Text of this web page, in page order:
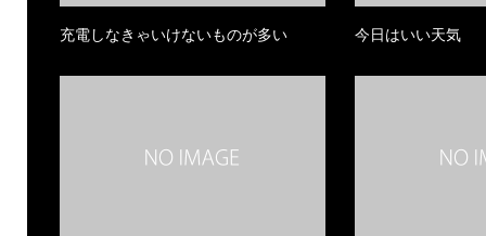
充電しなきゃいけないものが多い 今日はいい天気